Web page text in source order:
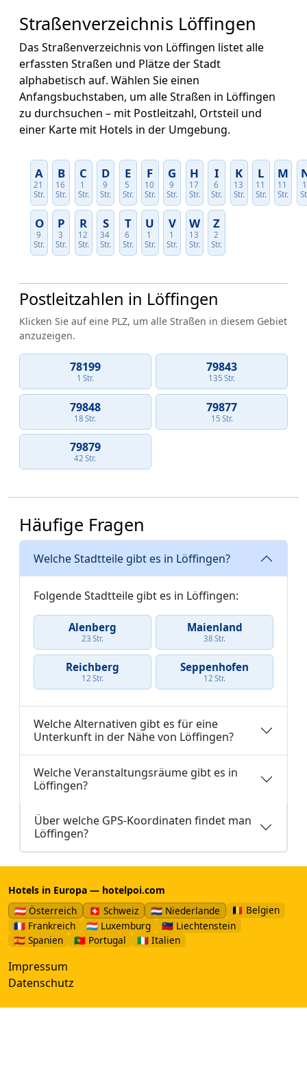
Straßenverzeichnis Löffingen
Das Straßenverzeichnis von Löffingen listet alle
erfassten Straßen und Plätze der Stadt
alphabetisch auf. Wählen Sie einen
Anfangsbuchstaben, um alle Straßen in Löffingen
zu durchsuchen – mit Postleitzahl, Ortsteil und
einer Karte mit Hotels in der Umgebung.
A
21
Str.
B
16
Str.
C
1
Str.
D
9
Str.
E
5
Str.
F
10
Str.
G
9
Str.
H
17
Str.
I
6
Str.
K
13
Str.
L
11
Str.
M
11
Str.
O
9
Str.
P
3
Str.
R
12
Str.
S
34
Str.
T
6
Str.
U
1
Str.
V
1
Str.
W
13
Str.
Z
2
Str.
Postleitzahlen in Löffingen
Klicken Sie auf eine PLZ, um alle Straßen in diesem Gebiet
anzuzeigen.
78199
1 Str.
79843
135 Str.
79848
18 Str.
79877
15 Str.
79879
42 Str.
Häufige Fragen
Welche Stadtteile gibt es in Löffingen?
Folgende Stadtteile gibt es in Löffingen:
Alenberg
23 Str.
Maienland
38 Str.
Reichberg
12 Str.
Seppenhofen
12 Str.
Welche Alternativen gibt es für eine
Unterkunft in der Nähe von Löffingen?
Welche Veranstaltungsräume gibt es in
Löffingen?
Über welche GPS-Koordinaten findet man
Löffingen?
Hotels in Europa — hotelpoi.com
🇦🇹 Österreich
🇨🇭 Schweiz 🇳🇱 Niederlande
🇧🇪 Belgien
🇫🇷 Frankreich
🇱🇺 Luxemburg
🇱🇮 Liechtenstein
🇪🇸 Spanien
🇵🇹 Portugal 🇮🇹 Italien
Impressum
Datenschutz